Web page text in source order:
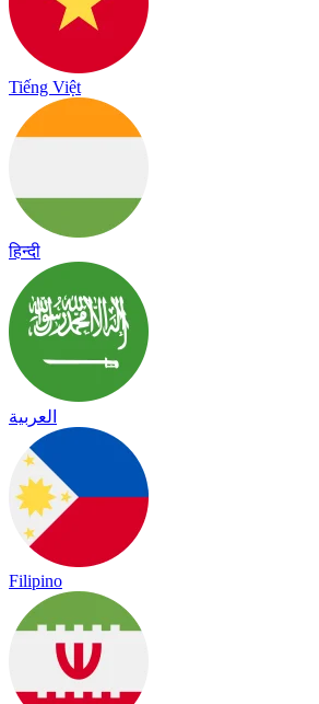
Tiếng Việt
हिन्दी
العربية
Filipino